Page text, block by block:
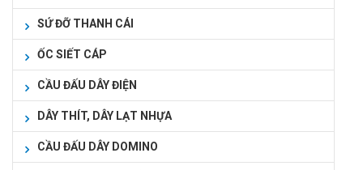
SỨ ĐỠ THANH CÁI
ỐC SIẾT CÁP
CẦU ĐẤU DÂY ĐIỆN
DÂY THÍT, DÂY LẠT NHỰA
CẦU ĐẤU DÂY DOMINO